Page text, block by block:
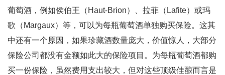
葡萄酒，例如侯伯王（Haut-Brion）、拉菲（Lafite）或玛
歌（Margaux）等，可以为每瓶葡萄酒单独购买保险。这其
中还有一个原因，如果珍藏酒数量庞大，价值惊人，大部分
保险公司都没有金额如此大的保险项目。为每瓶葡萄酒都购
买一份保险，虽然费用支出较大，但对这些顶级佳酿而言是